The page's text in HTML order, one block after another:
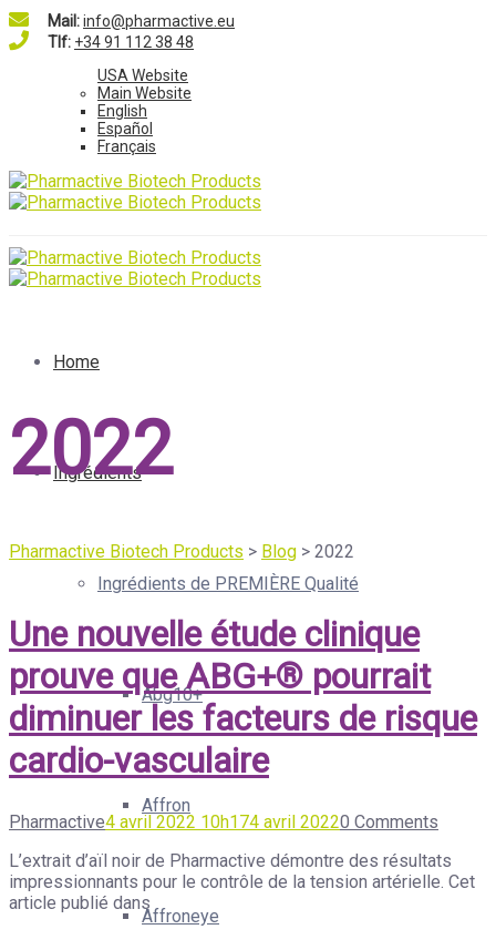
Mail:info@pharmactive.eu
Tlf: +34 91 112 38 48
USA Website
Main Website
English
Español
Français
Home
Ingrédients
Ingrédients de PREMIÈRE Qualité
Abg10+
Affron
Affroneye
2022
Pharmactive Biotech Products > Blog > 2022
Une nouvelle étude clinique
prouve que ABG+® pourrait
diminuer les facteurs de risque
cardio-vasculaire
Pharmactive4 avril 2022 10h174 avril 20220 Comments
L’extrait d’aïl noir de Pharmactive démontre des résultats
impressionnants pour le contrôle de la tension artérielle. Cet
article publié dans